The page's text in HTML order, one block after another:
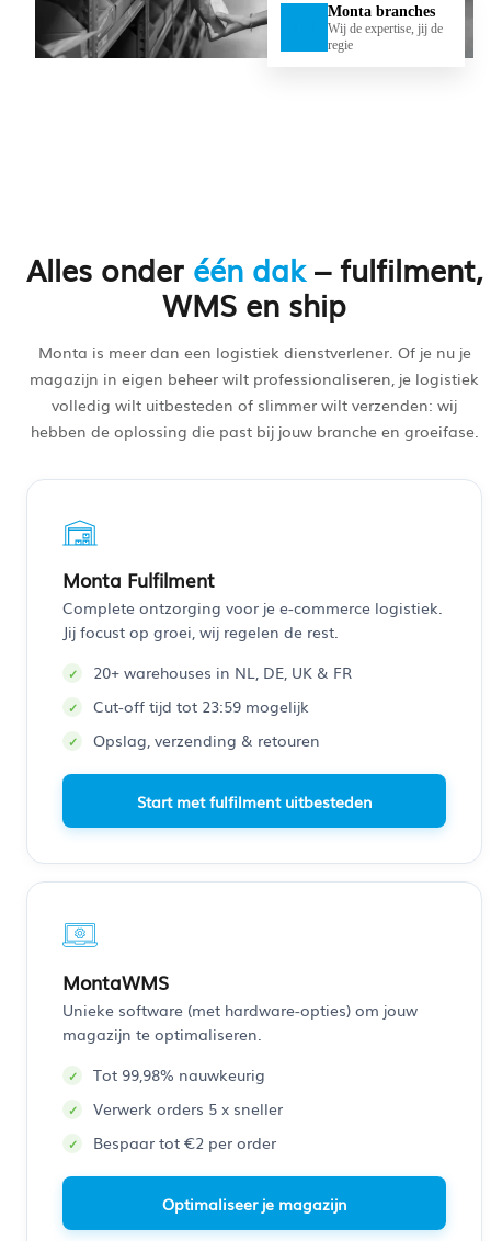
Monta branches
Wij de expertise, jij de
regie
Alles onder één dak–fulfilment,
WMS en ship
Monta is meer dan een logistiek dienstverlener. Of je nu je
magazijn in eigen beheer wilt professionaliseren, je logistiek
volledig wilt uitbesteden of slimmer wilt verzenden: wij
hebben de oplossing die past bij jouw branche en groeifase.
Monta Fulfilment
Complete ontzorging voor je e-commerce logistiek.
Jij focust op groei, wij regelen de rest.
20+ warehouses in NL, DE, UK & FR
Cut-off tijd tot 23:59 mogelijk
Opslag, verzending & retouren
Start met fulfilment uitbesteden
MontaWMS
Unieke software (met hardware-opties) om jouw
magazijn te optimaliseren.
Tot 99,98% nauwkeurig
Verwerk orders 5 x sneller
Bespaar tot €2 per order
Optimaliseer je magazijn